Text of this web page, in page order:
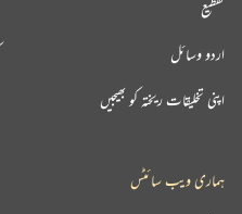
تقطیع
اردو وسائل
اپنی تخلیقات ریختہ کو بھیجیں
ہماری ویب سائٹس